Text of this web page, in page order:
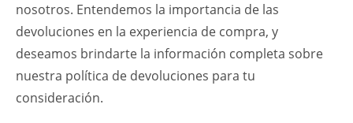
nosotros. Entendemos la importancia de las
devoluciones en la experiencia de compra, y
deseamos brindarte la información completa sobre
nuestra política de devoluciones para tu
consideración.